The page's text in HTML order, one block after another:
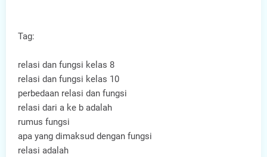
Tag:
relasi dan fungsi kelas 8
relasi dan fungsi kelas 10
perbedaan relasi dan fungsi
relasi dari a ke b adalah
rumus fungsi
apa yang dimaksud dengan fungsi
relasi adalah